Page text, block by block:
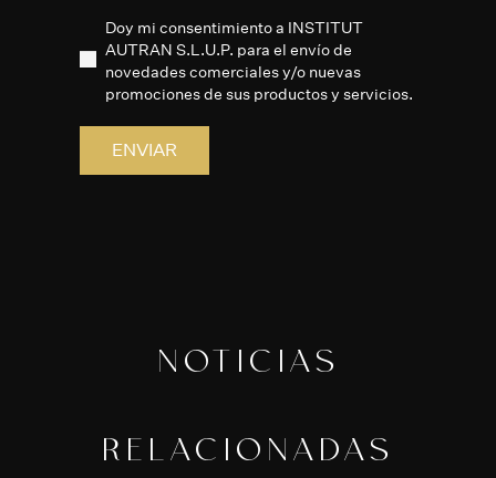
Doy mi consentimiento a INSTITUT
AUTRAN S.L.U.P. para el envío de
novedades comerciales y/o nuevas
promociones de sus productos y servicios.
NOTICIAS
RELACIONADAS